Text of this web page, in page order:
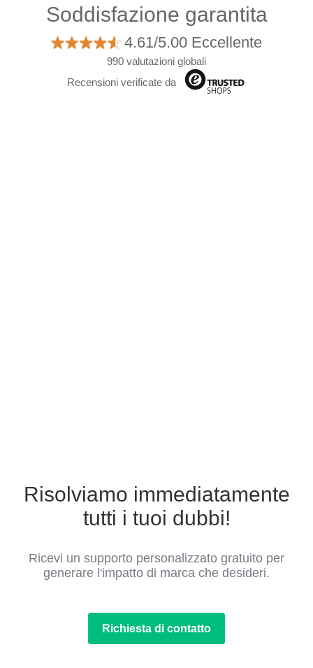
Soddisfazione garantita
4.61/5.00 Eccellente
990 valutazioni globali
Recensioni verificate da
Risolviamo immediatamente
tutti i tuoi dubbi!
Ricevi un supporto personalizzato gratuito per
generare l'impatto di marca che desideri.
Richiesta di contatto